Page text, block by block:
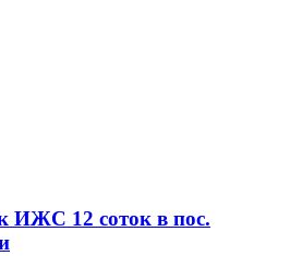
ИЖС 12 соток в пос.